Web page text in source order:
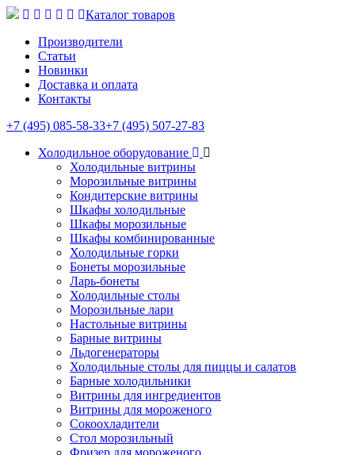
Каталог товаров
Производители
Статьи
Новинки
Доставка и оплата
Контакты
+7 (495) 085-58-33+7 (495) 507-27-83
Холодильное оборудование
Холодильные витрины
Морозильные витрины
Кондитерские витрины
Шкафы холодильные
Шкафы морозильные
Шкафы комбинированные
Холодильные горки
Бонеты морозильные
Ларь-бонеты
Холодильные столы
Морозильные лари
Настольные витрины
Барные витрины
Льдогенераторы
Холодильные столы для пиццы и салатов
Барные холодильники
Витрины для ингредиентов
Витрины для мороженого
Сокоохладители
Стол морозильный
Фризер для мороженого